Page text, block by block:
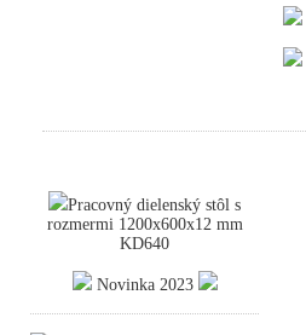
Pracovný dielenský stôl s
rozmermi 1200x600x12 mm
KD640
Novinka 2023